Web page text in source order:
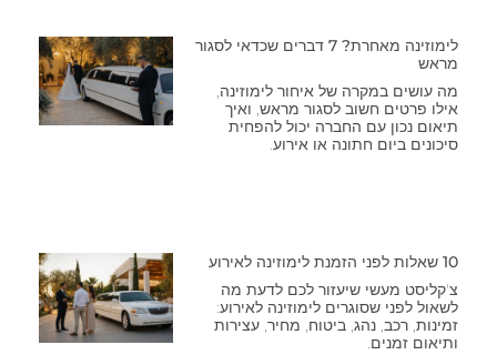
לימוזינה מאחרת? 7 דברים שכדאי לסגור
מראש
מה עושים במקרה של איחור לימוזינה,
אילו פרטים חשוב לסגור מראש, ואיך
תיאום נכון עם החברה יכול להפחית
סיכונים ביום חתונה או אירוע.
10 שאלות לפני הזמנת לימוזינה לאירוע
צ'קליסט מעשי שיעזור לכם לדעת מה
לשאול לפני שסוגרים לימוזינה לאירוע:
זמינות, רכב, נהג, ביטוח, מחיר, עצירות
ותיאום זמנים.